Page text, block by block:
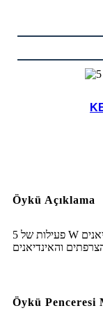
Öykü Açıklama
5 פעילות של W מי מה ומתי שבו מדוע מלחמת הצרפתים והאינדיאנים - Ex:
Öykü Penceresi